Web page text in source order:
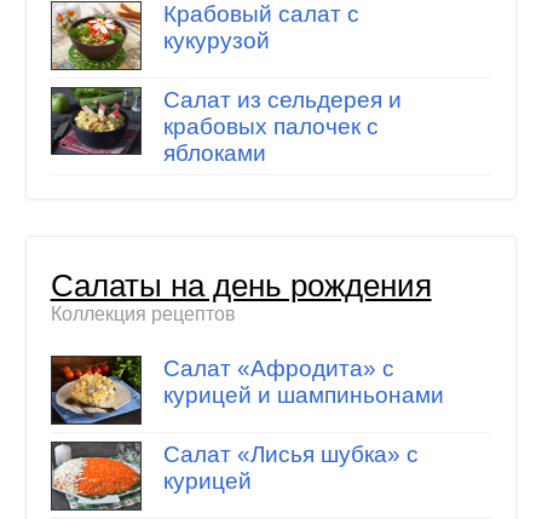
Крабовый салат с
кукурузой
Салат из сельдерея и
крабовых палочек с
яблоками
Салаты на день рождения
Коллекция рецептов
Салат «Афродита» с
курицей и шампиньонами
Салат «Лисья шубка» с
курицей